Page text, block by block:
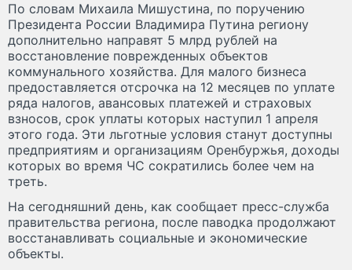
По словам Михаила Мишустина, по поручению
Президента России Владимира Путина региону
дополнительно направят 5 млрд рублей на
восстановление поврежденных объектов
коммунального хозяйства. Для малого бизнеса
предоставляется отсрочка на 12 месяцев по уплате
ряда налогов, авансовых платежей и страховых
взносов, срок уплаты которых наступил 1 апреля
этого года. Эти льготные условия станут доступны
предприятиям и организациям Оренбуржья, доходы
которых во время ЧС сократились более чем на
треть.
На сегодняшний день, как сообщает пресс-служба
правительства региона, после паводка продолжают
восстанавливать социальные и экономические
объекты.